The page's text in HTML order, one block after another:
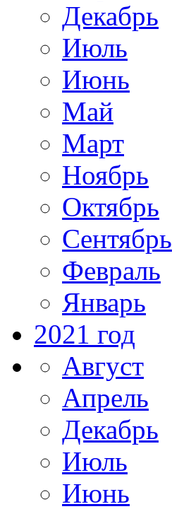
Декабрь
Июль
Июнь
Май
Март
Ноябрь
Октябрь
Сентябрь
Февраль
Январь
2021 год
Август
Апрель
Декабрь
Июль
Июнь